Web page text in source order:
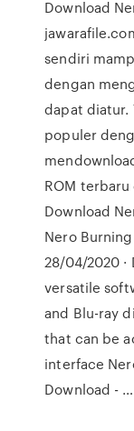
Download
sendiri
dengan
dapat diatur.
populer
ROM
Download
Nero Burning
28/04/2020 ·
versatile
and Blu-ray
that can be
interface
Download - …